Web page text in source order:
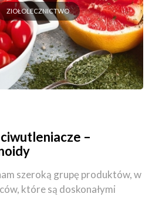
ZIOŁOLECZNICTWO
–
szeroką grupę produktów, w
które są doskonałymi